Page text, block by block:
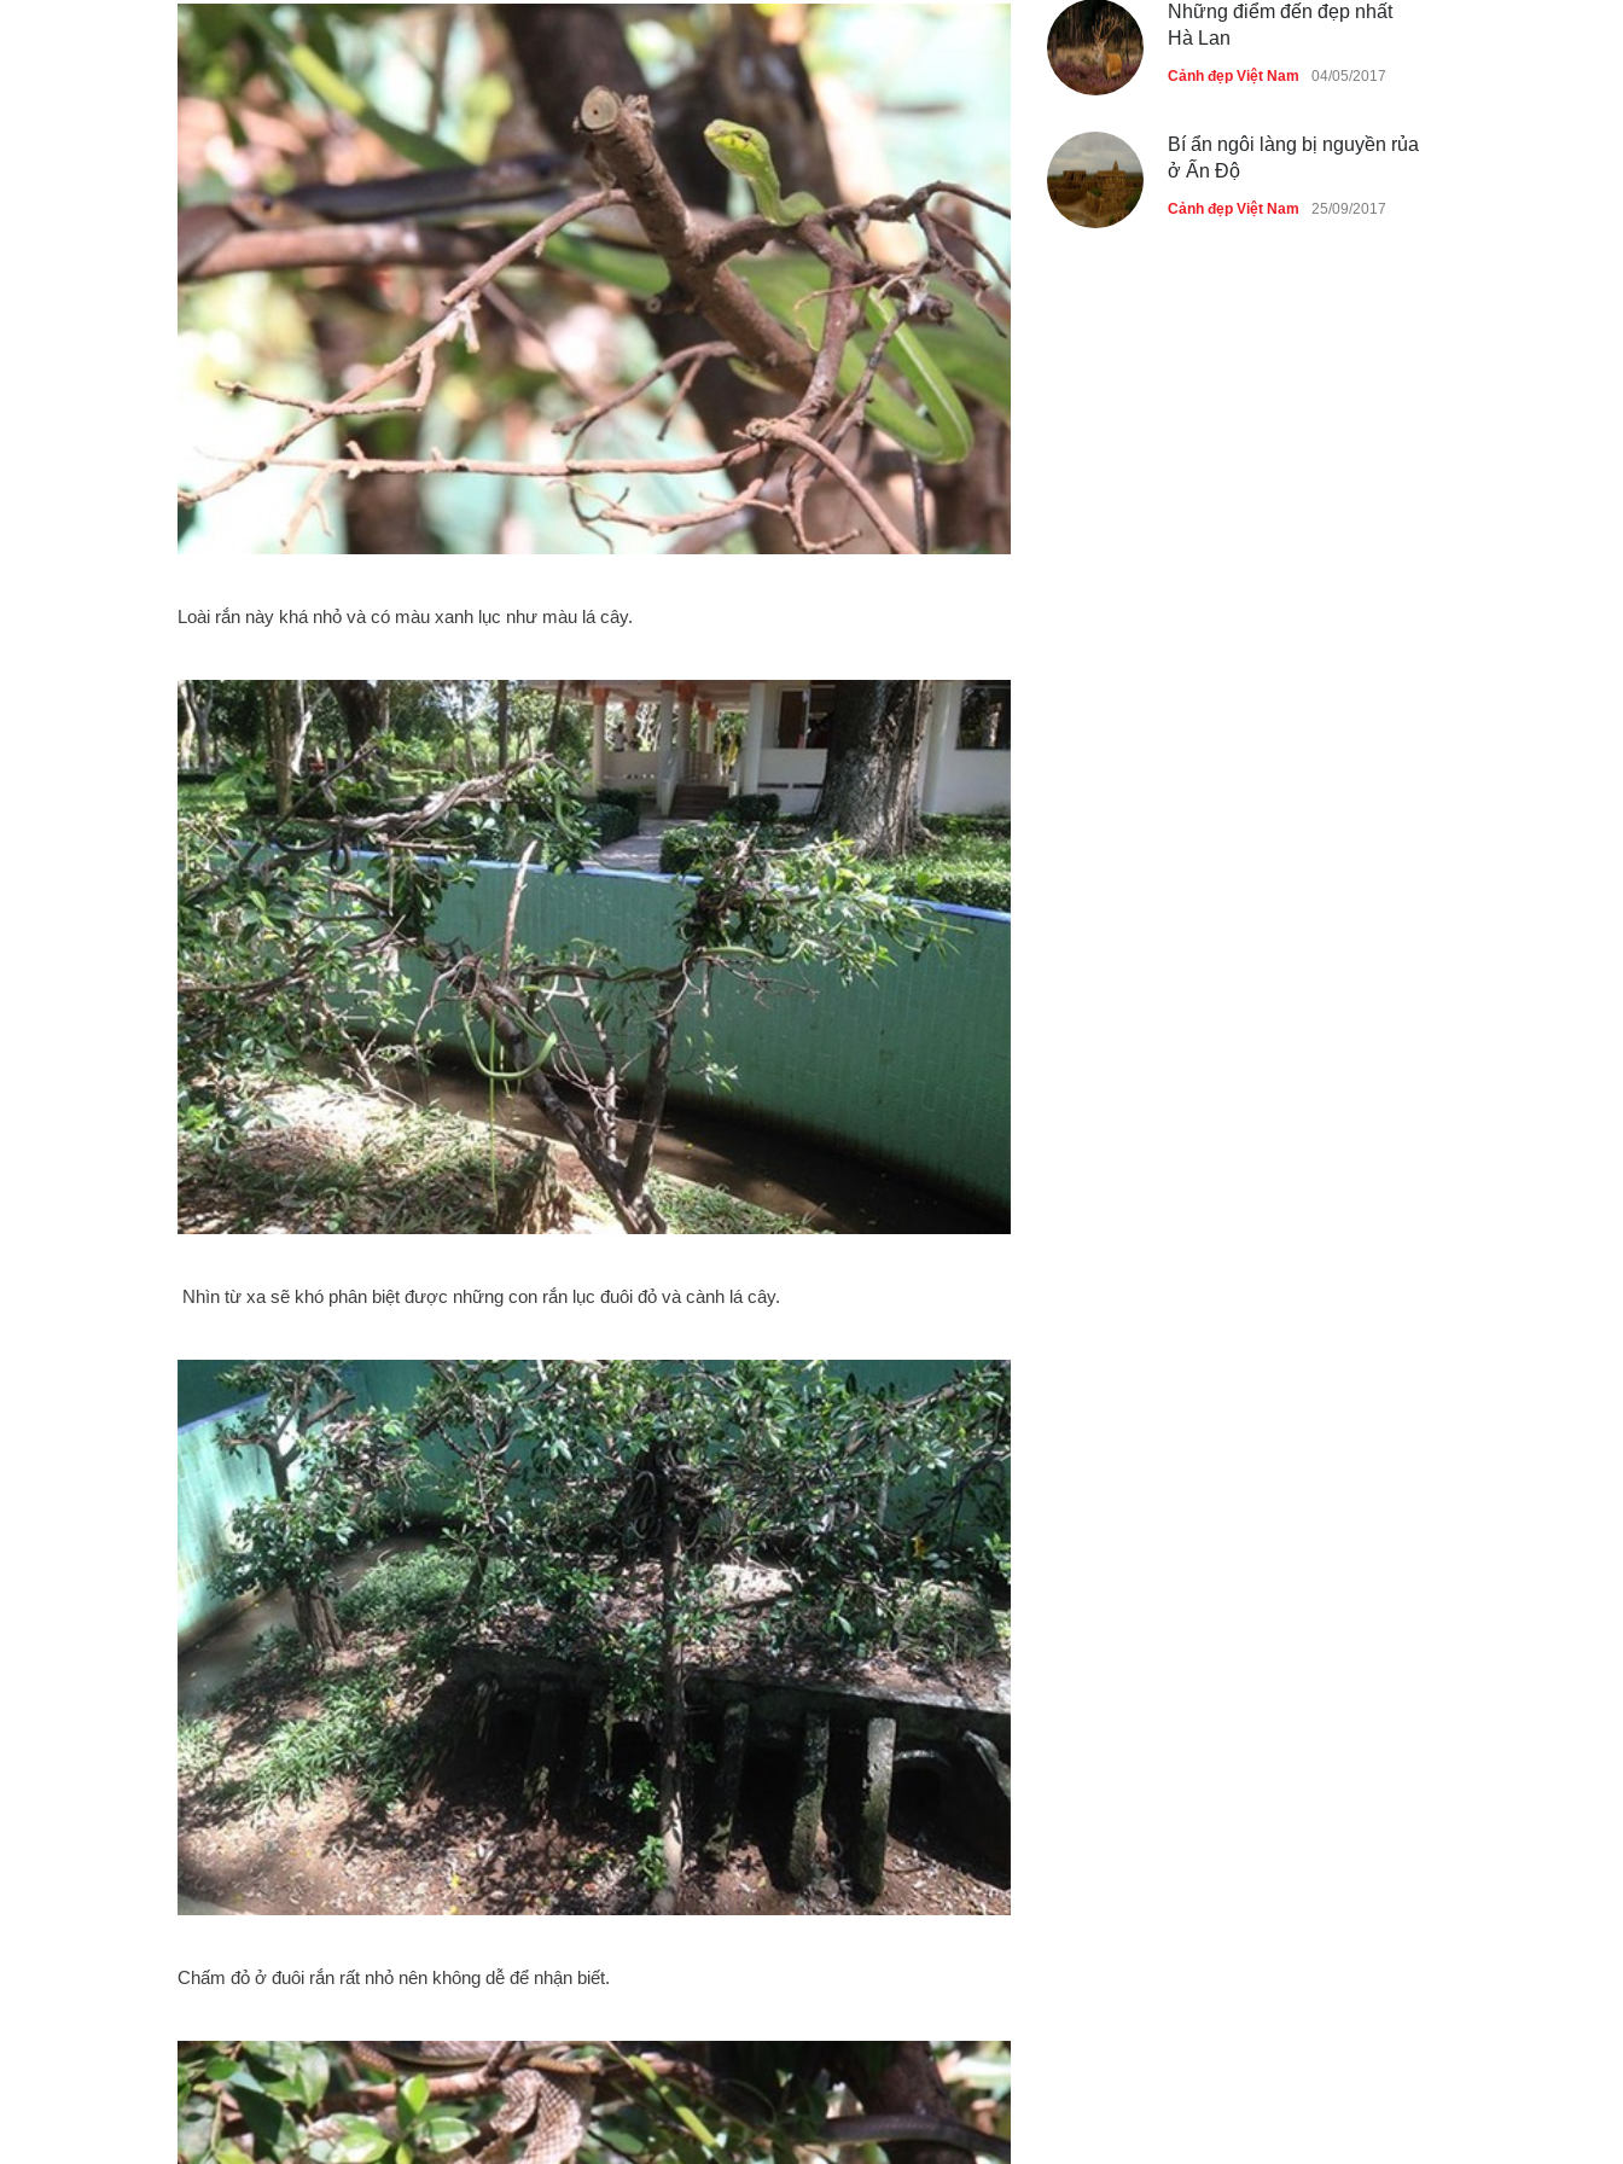
Loài rắn này khá nhỏ và có màu xanh lục như màu lá cây.
Nhìn từ xa sẽ khó phân biệt được những con rắn lục đuôi đỏ và cành lá cây.
Chấm đỏ ở đuôi rắn rất nhỏ nên không dễ để nhận biết.
Những điểm đến đẹp nhất
Hà Lan
Cảnh đẹp Việt Nam 04/05/2017
Bí ẩn ngôi làng bị nguyền rủa
ở Ấn Độ
Cảnh đẹp Việt Nam 25/09/2017